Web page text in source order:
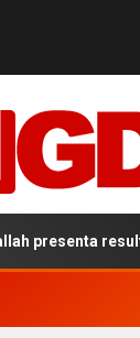
resultados